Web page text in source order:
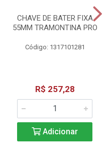
CHAVE DE BATER FIXA
55MM TRAMONTINA PRO
Código: 1317101281
R$ 257,28
Adicionar